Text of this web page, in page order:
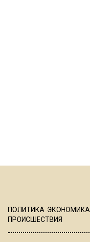
ПОЛИТИКА ЭКОНОМИКА
ПРОИСШЕСТВИЯ